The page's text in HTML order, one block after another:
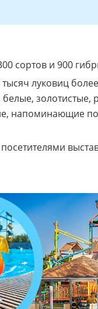
сортов и 900
луковиц
напоминающие